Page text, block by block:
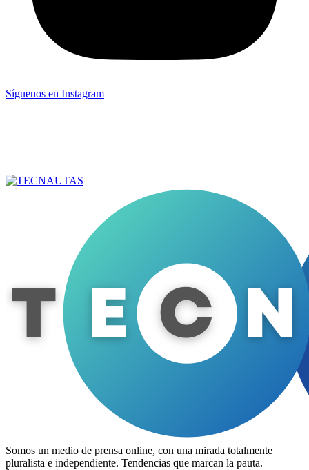
Síguenos en Instagram
Somos un medio de prensa online, con una mirada totalmente
pluralista e independiente. Tendencias que marcan la pauta.